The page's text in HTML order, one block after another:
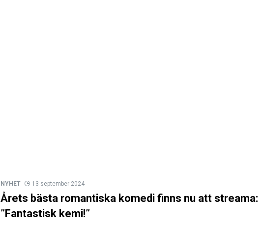
NYHET 13 september 2024
Årets bästa romantiska komedi finns nu att streama:
”Fantastisk kemi!”